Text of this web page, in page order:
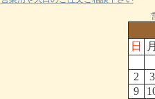
日
2
3
9